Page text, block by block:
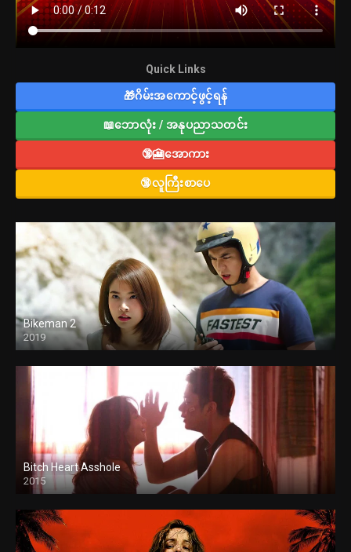
Quick Links
🎁ဂိမ်းအကောင့်ဖွင့်ရန်
📖ဘောလုံး / အနုပညာသတင်း
🔞🎦အောကား
🔞လူကြီးစာပေ
Bikeman 2
2019
Bitch Heart Asshole
2015